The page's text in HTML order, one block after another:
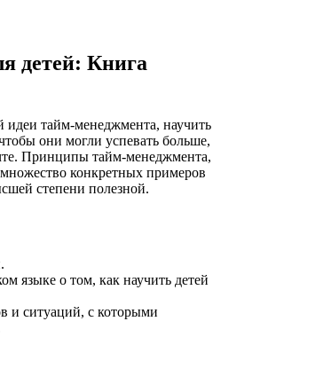
детей: Книга
идеи тайм-менеджмента, научить
они могли успевать больше,
Принципы тайм-менеджмента,
конкретных примеров
степени полезной.
языке о том, как научить детей
и ситуаций, с которыми